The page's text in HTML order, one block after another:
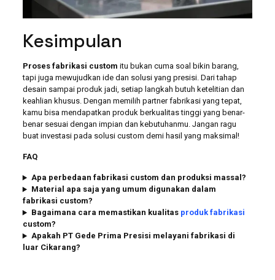
Kesimpulan
Proses fabrikasi custom itu bukan cuma soal bikin barang,
tapi juga mewujudkan ide dan solusi yang presisi. Dari tahap
desain sampai produk jadi, setiap langkah butuh ketelitian dan
keahlian khusus. Dengan memilih partner fabrikasi yang tepat,
kamu bisa mendapatkan produk berkualitas tinggi yang benar-
benar sesuai dengan impian dan kebutuhanmu. Jangan ragu
buat investasi pada solusi custom demi hasil yang maksimal!
FAQ
Apa perbedaan fabrikasi custom dan produksi massal?
Material apa saja yang umum digunakan dalam
fabrikasi custom?
Bagaimana cara memastikan kualitas produk fabrikasi
custom?
Apakah PT Gede Prima Presisi melayani fabrikasi di
luar Cikarang?